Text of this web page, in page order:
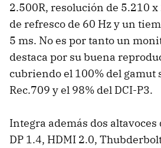
2.500R, resolución de 5.210
de refresco de 60 Hz y un
5 ms. No es por tanto un
destaca por su buena
cubriendo el 100% del gamut
Rec.709 y el 98% del DCI-P3.
Integra además dos altavoces
DP 1.4, HDMI 2.0,